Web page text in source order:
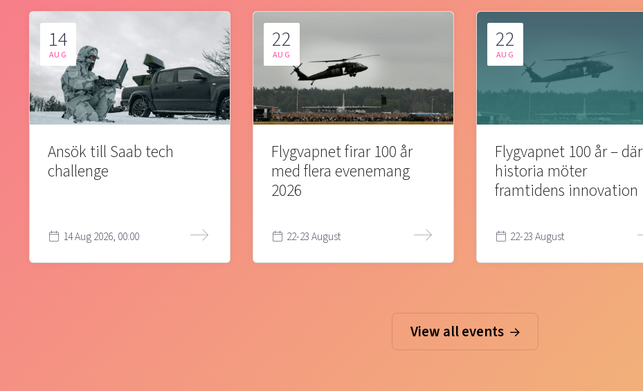
14
AUG
Ansök till Saab tech
challenge
14 Aug 2026, 00:00
22
AUG
Flygvapnet firar 100 år
med flera evenemang
2026
22-23 August
22
AUG
Flygvapnet 100 år – där
historia möter
framtidens innovation
22-23 August
View all events